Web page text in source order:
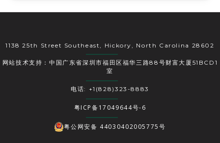
1138 25th Street Southeast, Hickory, North Carolina 28602
网站技术支持：中国广东省深圳市福田区福华三路88号财富大厦51BCD1
室
电话: +1(828)323-8883
粤ICP备17049644号-6
粤公网安备 44030402005775号